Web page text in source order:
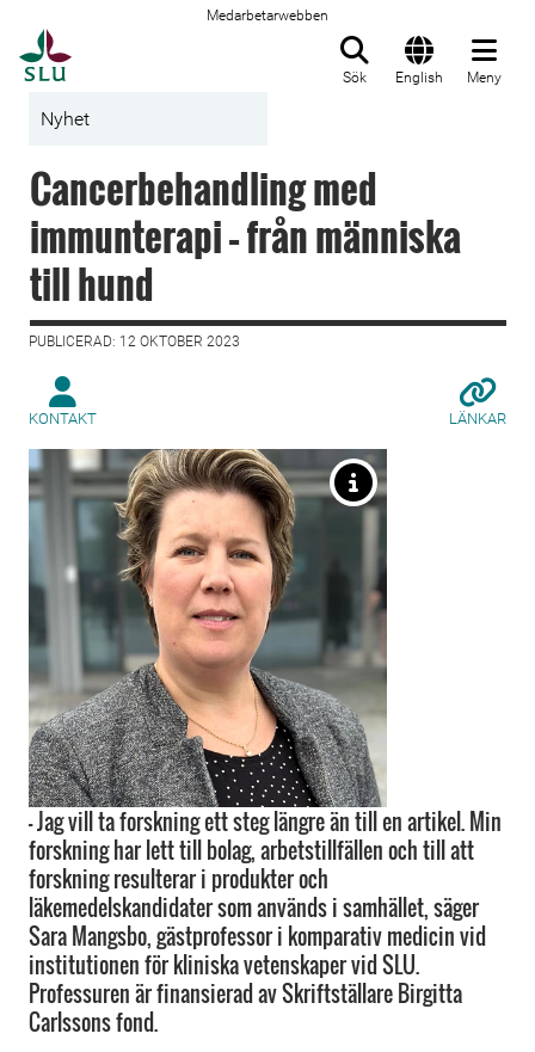
Medarbetarwebben
Sök English Meny
Nyhet
Cancerbehandling med
immunterapi – från människa
till hund
PUBLICERAD: 12 OKTOBER 2023
KONTAKT LÄNKAR
- Jag vill ta forskning ett steg längre än till en artikel. Min
forskning har lett till bolag, arbetstillfällen och till att
forskning resulterar i produkter och
läkemedelskandidater som används i samhället, säger
Sara Mangsbo, gästprofessor i komparativ medicin vid
institutionen för kliniska vetenskaper vid SLU.
Professuren är finansierad av Skriftställare Birgitta
Carlssons fond.